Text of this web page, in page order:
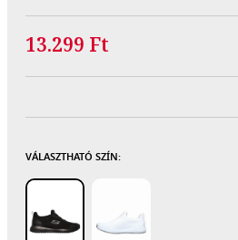
13.299 Ft
VÁLASZTHATÓ SZÍN: